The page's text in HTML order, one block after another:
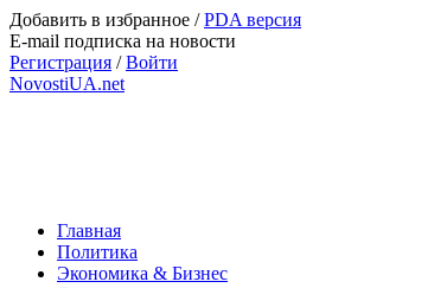
Добавить в избранное /PDA версия
E-mail подписка на новости
Регистрация /Войти
NovostiUA.net
Главная
Политика
Экономика & Бизнес